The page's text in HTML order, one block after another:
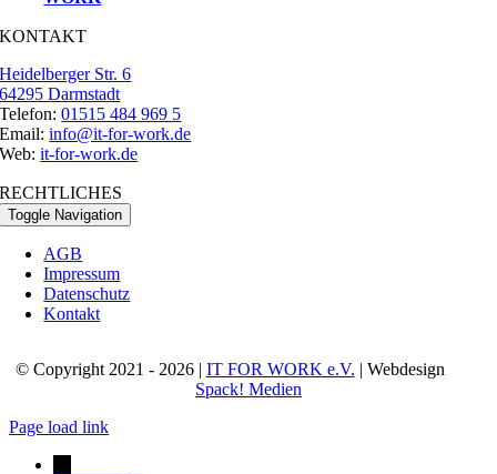
KONTAKT
Heidelberger Str. 6
64295 Darmstadt
Telefon:01515 484 969 5
Email:info@it-for-work.de
Web:it-for-work.de
RECHTLICHES
Toggle Navigation
AGB
Impressum
Datenschutz
Kontakt
© Copyright 2021 - 2026 | IT FOR WORK e.V. | Webdesign
Spack! Medien
Page load link